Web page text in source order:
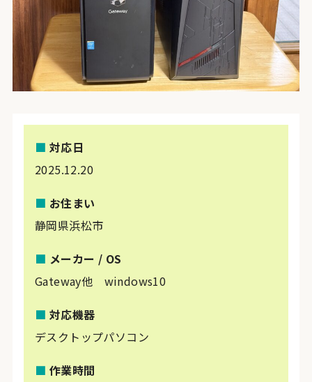
■ 対応日
2025.12.20
■ お住まい
静岡県浜松市
■ メーカー / OS
Gateway他 windows10
■ 対応機器
デスクトップパソコン
■ 作業時間